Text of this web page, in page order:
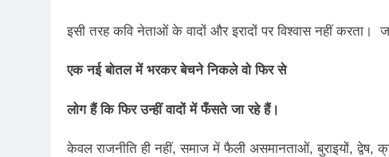
इसी तरह कवि नेताओं के वादों और इरादों पर विश्वास नहीं करता।
एक नई बोतल में भरकर बेचने निकले वो फिर से
लोग हैं कि फिर उन्हीं वादों में फँसते जा रहे हैं।
केवल राजनीति ही नहीं, समाज में फैली असमानताओं, बुराइयों,